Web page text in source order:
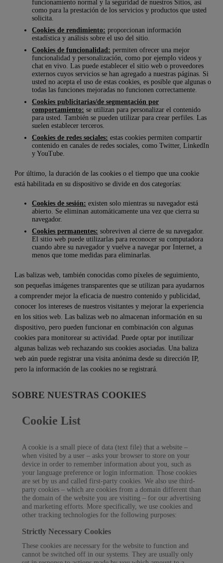
funcionamiento normal y la seguridad de nuestros Sitios, así
como para la prestación de los servicios y productos que usted
solicita.
Cookies de rendimiento: proporcionan información
estadística y análisis sobre el uso del sitio.
Cookies de funcionalidad: permiten ofrecer una mejor
funcionalidad y personalización, como por ejemplo videos y
chat en vivo. Las puede establecer el sitio web o proveedores
externos cuyos servicios se han agregado a nuestras páginas. Si
usted no acepta el uso de estas cookies, es posible que algunas o
todas las funciones mejoradas no funcionen correctamente.
Cookies publicitarias/de segmentación por
comportamiento: se utilizan para personalizar el contenido
para usted. También se pueden utilizar para crear perfiles. Las
suelen establecer terceros.
Cookies de redes sociales: estas cookies permiten compartir
contenido en canales de redes sociales, como Twitter, LinkedIn
y YouTube.
Por último, la duración de las cookies o el tiempo que una cookie
está habilitada en su dispositivo se divide en dos categorías:
Cookies de sesión: existen solo mientras su navegador está
abierto. Se eliminan automáticamente una vez que cierra su
navegador.
Cookies permanentes: sobreviven al cierre de su navegador.
El sitio web puede utilizarlas para reconocer su computadora
cuando abre su navegador y vuelve a navegar por Internet, a
menos que tome medidas para eliminarlas.
Las balizas web, también conocidas como píxeles de seguimiento,
son pequeñas imágenes transparentes que se utilizan para ayudarnos
a comprender mejor la eficacia de nuestro contenido y publicidad,
conocer los intereses de nuestros visitantes y mejorar la experiencia
en los sitios web. Las balizas web no almacenan información en su
dispositivo, pero pueden funcionar en combinación con algunas
cookies para monitorear su actividad. Puede optar por inutilizar
algunas balizas web rechazando sus cookies asociadas. Una baliza
web aún puede registrar una visita anónima desde su dirección IP,
pero la información de las cookies no se registrará.
SOBRE NUESTRAS COOKIES
Cookie List
A cookie is a small piece of data (text file) that a website –
when visited by a user – asks your browser to store on your
device in order to remember information about you, such as
your language preference or login information. Those cookies
are set by us and called first-party cookies. We also use third-
party cookies – which are cookies from a domain different than
the domain of the website you are visiting – for our advertising
and marketing efforts. More specifically, we use cookies and
other tracking technologies for the following purposes:
Strictly Necessary Cookies
These cookies are necessary for the website to function and
cannot be switched off in our systems. They are usually only